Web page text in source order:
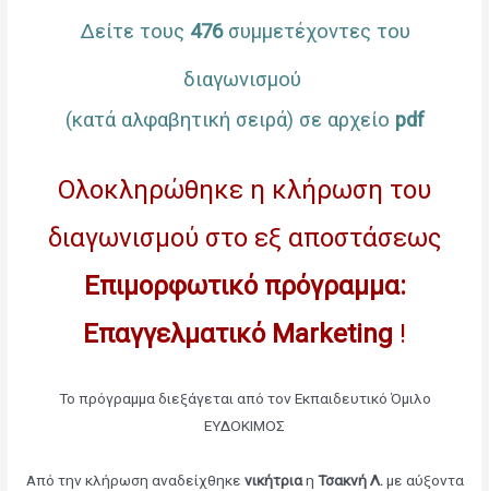
Δείτε τους 476συμμετέχοντες του
διαγωνισμού
(κατά αλφαβητική σειρά) σε αρχείο pdf
Ολοκληρώθηκε η κλήρωση του
διαγωνισμού στο εξ αποστάσεως
Επιμορφωτικό πρόγραμμα:
Επαγγελματικό Marketing !
Το πρόγραμμα διεξάγεται από τον Εκπαιδευτικό Όμιλο
ΕΥΔΟΚΙΜΟΣ
Από την κλήρωση αναδείχθηκε νικήτριαη Τσακνή Λ. με αύξοντα